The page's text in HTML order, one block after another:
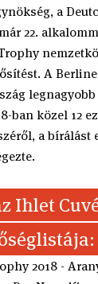
a
22.
A
ban közel 12
a bírálást
Ihlet
2018 -